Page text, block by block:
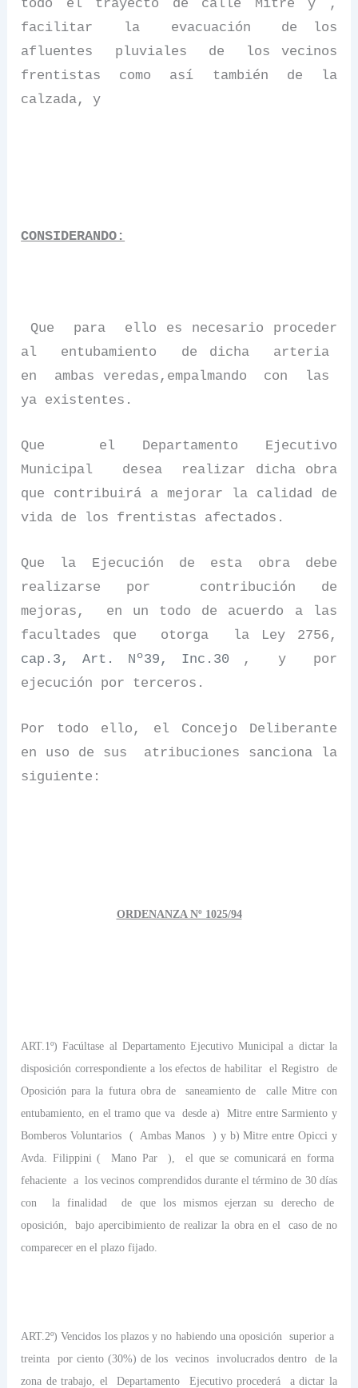
todo el trayecto de calle Mitre y ,
facilitar
la evacuación
de los
afluentes
pluviales de
los vecinos
frentistas como así también de la
calzada, y
CONSIDERANDO:
Que para
ello es necesario proceder
al
entubamiento de dicha
arteria
en
ambas veredas,empalmando con
las
ya existentes.
Que
el Departamento Ejecutivo
Municipal
desea
realizar dicha obra
que contribuirá a mejorar la calidad de
vida de los frentistas afectados.
Que la Ejecución de esta obra debe
realizarse por
contribución de
mejoras,
en un todo de acuerdo a las
facultades que
otorga
la Ley 2756,
cap.3, Art. Nº39, Inc.30 , y
por
ejecución por terceros.
Por todo ello, el Concejo Deliberante
en uso de sus
atribuciones sanciona la
siguiente:
ORDENANZA Nº 1025/94
ART.1º) Facúltase al Departamento Ejecutivo Municipal a dictar la
disposición correspondiente a los efectos de habilitar
el Registro
de
Oposición para la futura obra de
saneamiento de
calle Mitre con
entubamiento, en el tramo que va
desde a)
Mitre entre Sarmiento y
Bomberos Voluntarios
( Ambas Manos
) y b) Mitre entre Opicci y
Avda. Filippini (
Mano Par ),
el que se comunicará en forma
fehaciente a los vecinos comprendidos durante el término de 30 días
con
la finalidad
de que los mismos ejerzan su derecho de
oposición,
bajo apercibimiento de realizar la obra en el
caso de no
comparecer en el plazo fijado.
ART.2º) Vencidos los plazos y no habiendo una oposición
superior a
treinta
por ciento (30%) de los vecinos involucrados dentro
de la
zona de trabajo, el
Departamento Ejecutivo procederá a dictar la